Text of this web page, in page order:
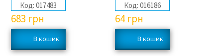
Код: 017483
683 грн
Код: 016186
64 грн